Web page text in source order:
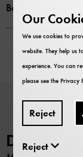
Bookstore price
Deutsches
Our
We use cookies to
website. They help us
experience. You can
please see thePrivacy
Reject
Reject